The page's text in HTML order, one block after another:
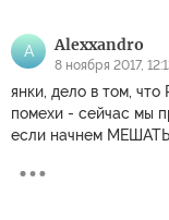
A Alexxandro
8 ноября 2017,
янки, дело в том,
помехи - сейчас мы
если начнем МЕШАТЬ